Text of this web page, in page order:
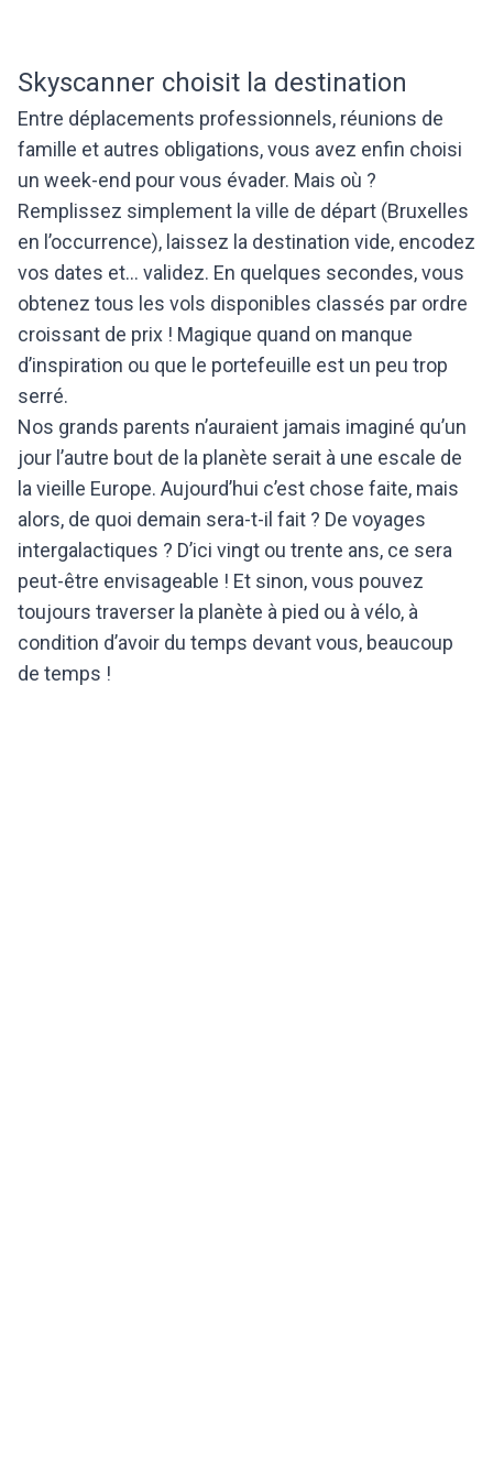
Skyscanner choisit la destination
Entre déplacements professionnels, réunions de
famille et autres obligations, vous avez enfin choisi
un week-end pour vous évader. Mais où ?
Remplissez simplement la ville de départ (Bruxelles
en l’occurrence), laissez la destination vide, encodez
vos dates et… validez. En quelques secondes, vous
obtenez tous les vols disponibles classés par ordre
croissant de prix ! Magique quand on manque
d’inspiration ou que le portefeuille est un peu trop
serré.
Nos grands parents n’auraient jamais imaginé qu’un
jour l’autre bout de la planète serait à une escale de
la vieille Europe. Aujourd’hui c’est chose faite, mais
alors, de quoi demain sera-t-il fait ? De voyages
intergalactiques ? D’ici vingt ou trente ans, ce sera
peut-être envisageable ! Et sinon, vous pouvez
toujours traverser la planète à pied ou à vélo, à
condition d’avoir du temps devant vous, beaucoup
de temps !